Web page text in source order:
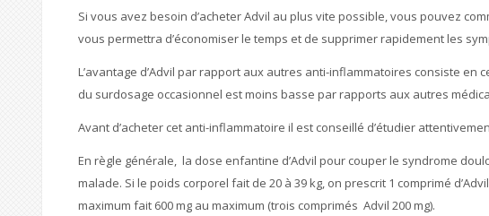
Si vous avez besoin d’acheter Advil au plus vite possible, vous pouvez
vous permettra d’économiser le temps et de supprimer rapidement les
L’avantage d’Advil par rapport aux autres anti-inflammatoires consiste en
du surdosage occasionnel est moins basse par rapports aux autres
Avant d’acheter cet anti-inflammatoire il est conseillé d’étudier
En règle générale, la dose enfantine d’Advil pour couper le syndrome
malade. Si le poids corporel fait de 20 à 39 kg, on prescrit 1 comprimé
maximum fait 600 mg au maximum (trois comprimés Advil 200 mg).